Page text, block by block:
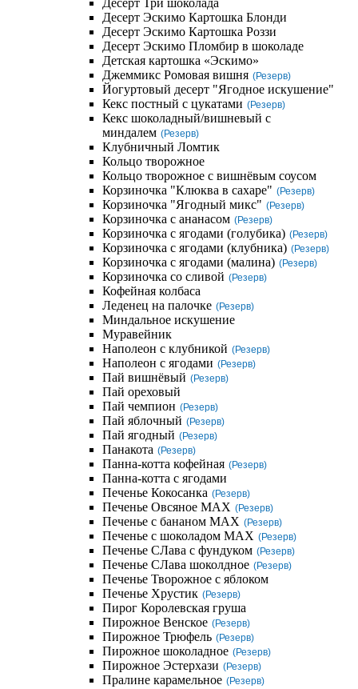
Десерт Три шоколада
Десерт Эскимо Картошка Блонди
Десерт Эскимо Картошка Роззи
Десерт Эскимо Пломбир в шоколаде
Детская картошка «Эскимо»
Джеммикс Ромовая вишня (Резерв)
Йогуртовый десерт "Ягодное искушение"
Кекс постный с цукатами (Резерв)
Кекс шоколадный/вишневый с
миндалем (Резерв)
Клубничный Ломтик
Кольцо творожное
Кольцо творожное с вишнёвым соусом
Корзиночка "Клюква в сахаре" (Резерв)
Корзиночка "Ягодный микс" (Резерв)
Корзиночка с ананасом (Резерв)
Корзиночка с ягодами (голубика) (Резерв)
Корзиночка с ягодами (клубника) (Резерв)
Корзиночка с ягодами (малина) (Резерв)
Корзиночка со сливой (Резерв)
Кофейная колбаса
Леденец на палочке (Резерв)
Миндальное искушение
Муравейник
Наполеон с клубникой (Резерв)
Наполеон с ягодами (Резерв)
Пай вишнёвый (Резерв)
Пай ореховый
Пай чемпион (Резерв)
Пай яблочный (Резерв)
Пай ягодный (Резерв)
Панакота (Резерв)
Панна-котта кофейная (Резерв)
Панна-котта с ягодами
Печенье Кокосанка (Резерв)
Печенье Овсяное MAX (Резерв)
Печенье с бананом MAX (Резерв)
Печенье с шоколадом MAX (Резерв)
Печенье СЛава с фундуком (Резерв)
Печенье СЛава шоколдное (Резерв)
Печенье Творожное с яблоком
Печенье Хрустик (Резерв)
Пирог Королевская груша
Пирожное Венское (Резерв)
Пирожное Трюфель (Резерв)
Пирожное шоколадное (Резерв)
Пирожное Эстерхази (Резерв)
Пралине карамельное (Резерв)